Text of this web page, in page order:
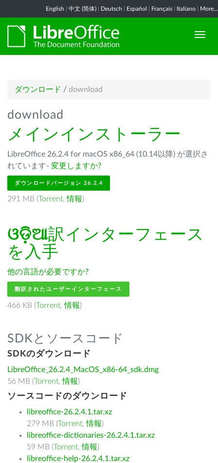
English 中文 (简体) Deutsch Español Français Italiano More...
ダウンロード / download
download
メインインストーラー
LibreOffice 26.2.4 for macOS x86_64 (10.14以降) が選択さ
れています- 変更しますか?
ダウンロードバージョン 26.2.4
291 MB (Torrent,情報)
ଓଡ଼ିଆ訳インターフェース
を入手
他の言語が必要ですか?
翻訳されたユーザーインターフェース
466 KB (Torrent,情報)
SDKとソースコード
SDKのダウンロード
LibreOffice_26.2.4_MacOS_x86-64_sdk.dmg
56 MB (Torrent,情報)
ソースコードのダウンロード
libreoffice-26.2.4.1.tar.xz
279 MB (Torrent,情報)
libreoffice-dictionaries-26.2.4.1.tar.xz
59 MB (Torrent,情報)
libreoffice-help-26.2.4.1.tar.xz